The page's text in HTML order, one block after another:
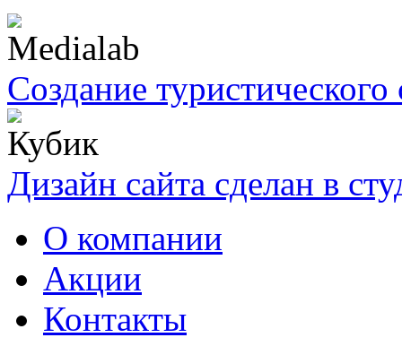
Создание туристического
Дизайн сайта сделан в
О компании
Акции
Контакты